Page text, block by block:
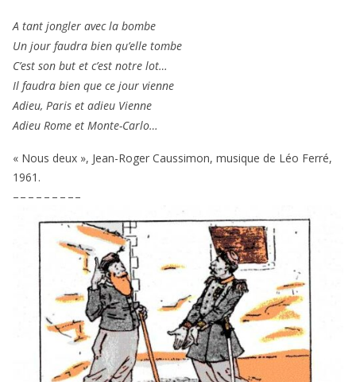
A tant jon­gler avec la bombe
Un jour fau­dra bien qu’elle tombe
C’est son but et c’est notre lot…
Il fau­dra bien que ce jour vienne
Adieu, Paris et adieu Vienne
Adieu Rome et Monte-Carlo…
« Nous deux », Jean-Roger Caussimon, musique de Léo Ferré,
1961 .
– – – – – – – – –